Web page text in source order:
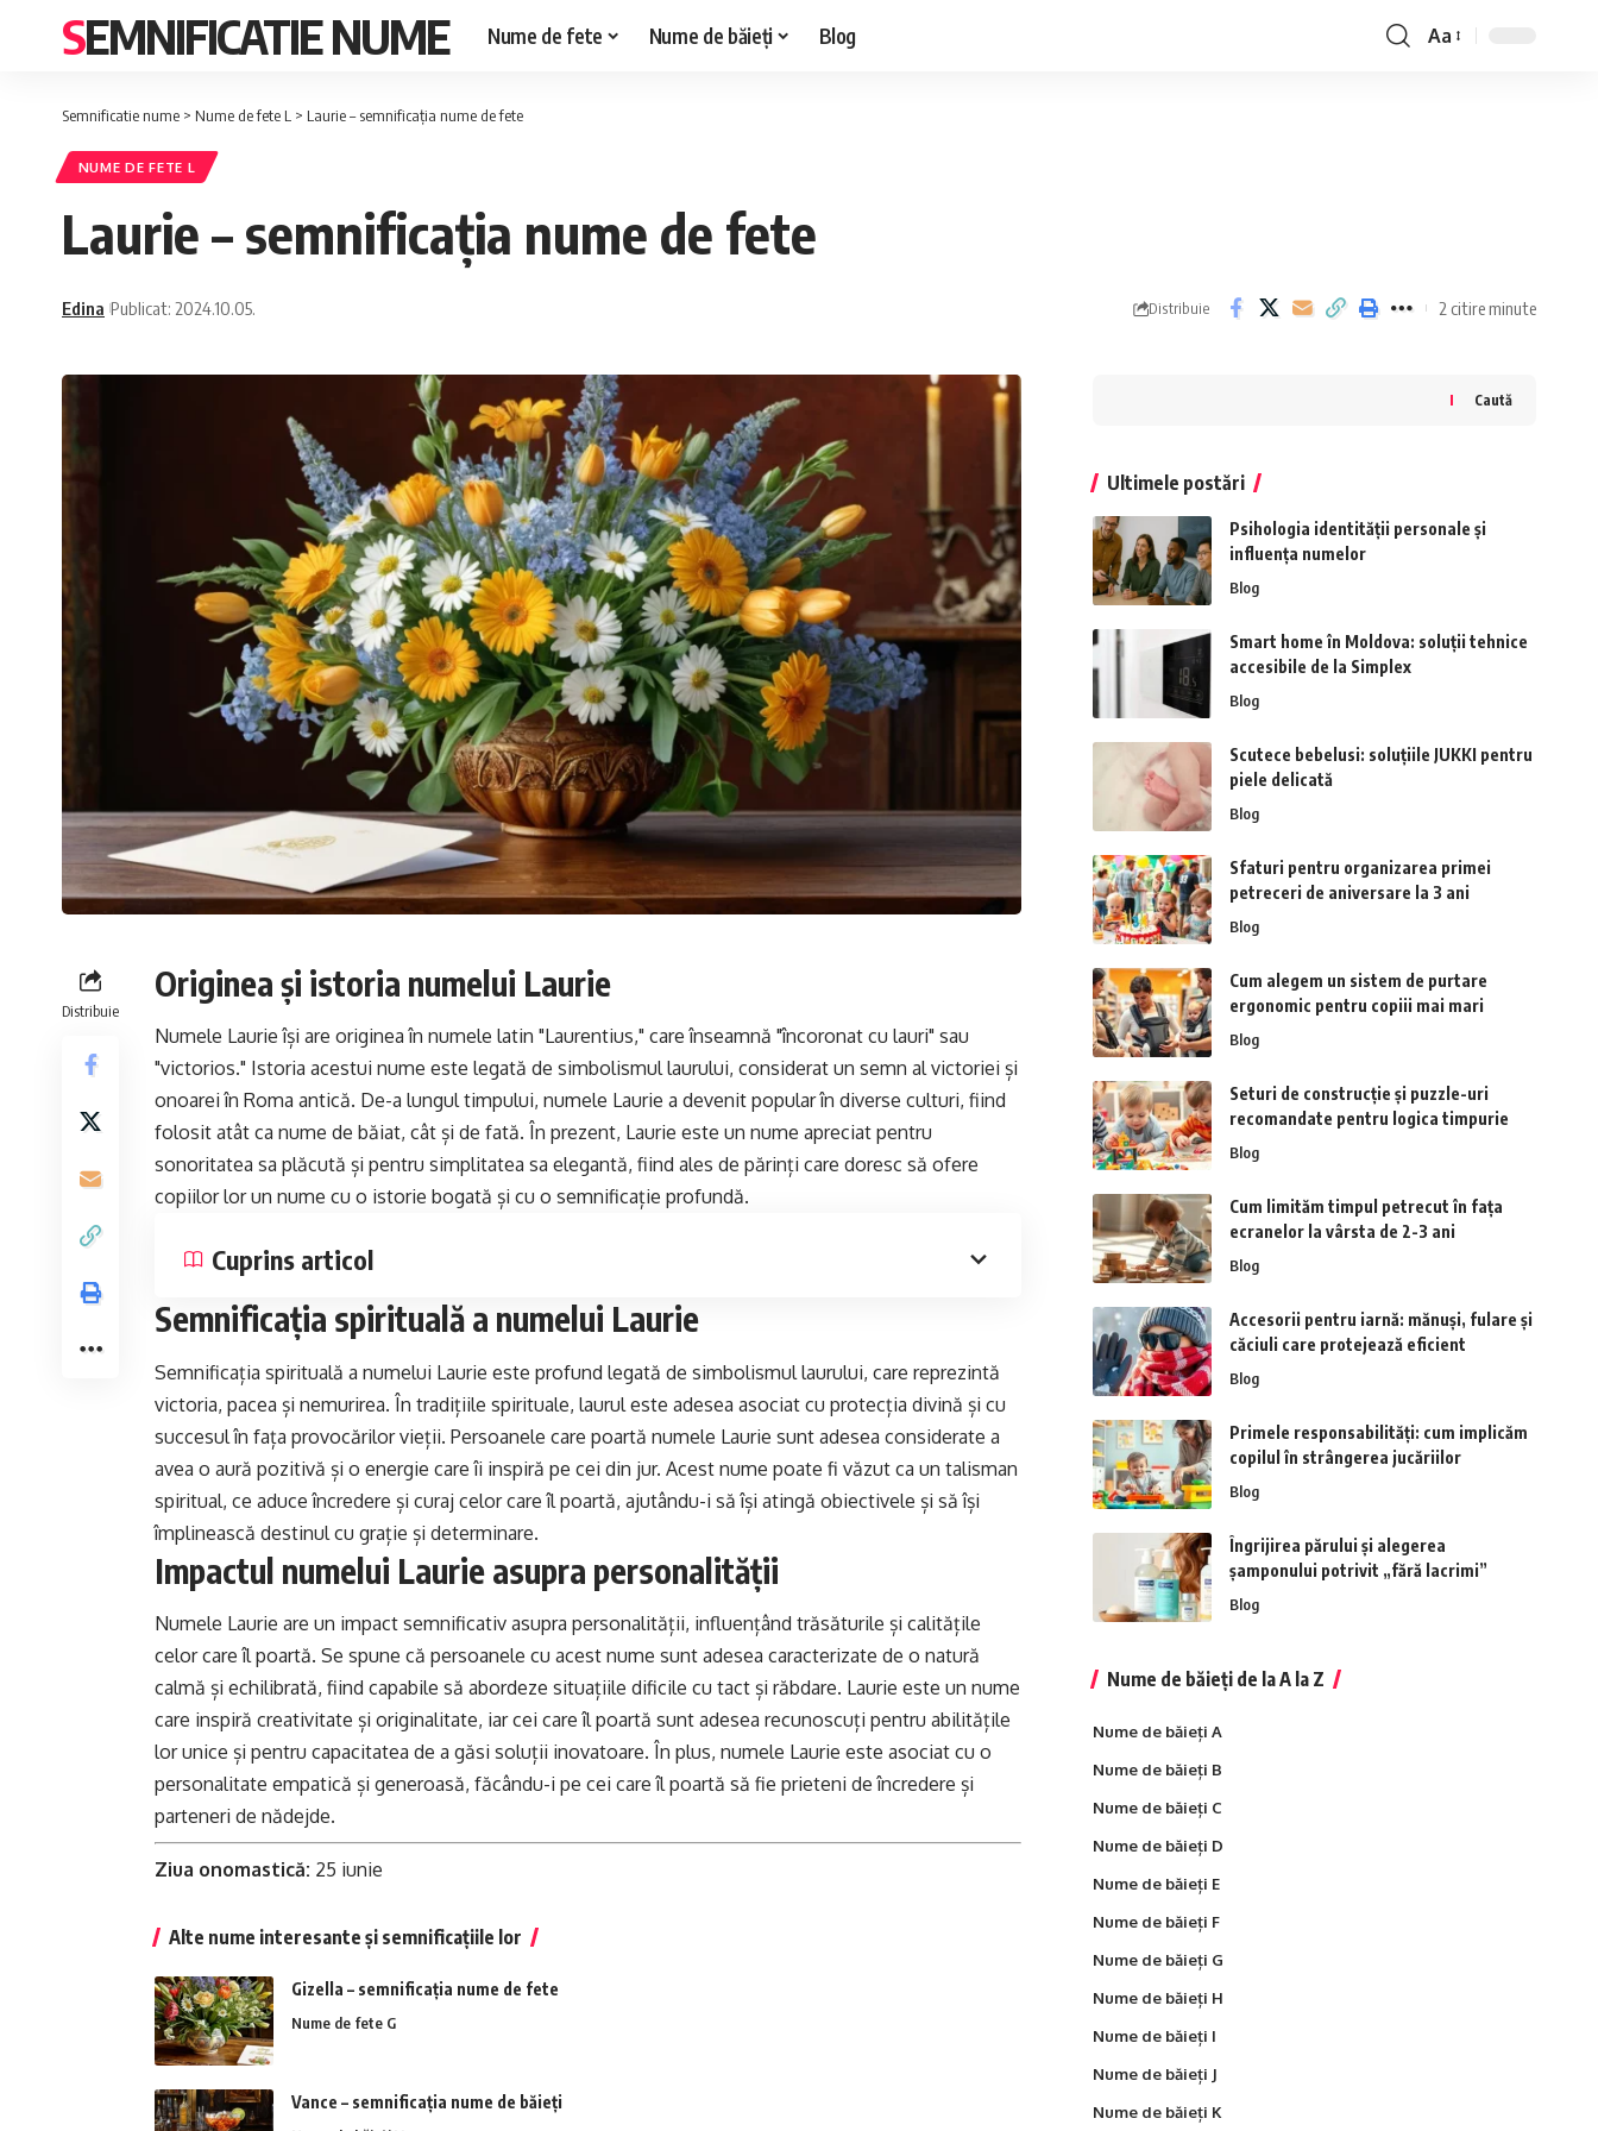
SEMNIFICATIE NUME Nume de fete Nume de băieți Blog
Font
Aa
Semnificatie nume > Nume de fete L > Laurie – semnificația nume de fete
NUME DE FETE L
Laurie – semnificația nume de fete
Edina Publicat: 2024.10.05. Distribuie 2 citire minute
Distribuie
Originea și istoria numelui Laurie
Numele Laurie își are originea în numele latin "Laurentius," care înseamnă "încoronat cu lauri" sau
"victorios." Istoria acestui nume este legată de simbolismul laurului, considerat un semn al victoriei și
onoarei în Roma antică. De-a lungul timpului, numele Laurie a devenit popular în diverse culturi, fiind
folosit atât ca nume de băiat, cât și de fată. În prezent, Laurie este un nume apreciat pentru
sonoritatea sa plăcută și pentru simplitatea sa elegantă, fiind ales de părinți care doresc să ofere
copiilor lor un nume cu o istorie bogată și cu o semnificație profundă.
Cuprins articol
Semnificația spirituală a numelui Laurie
Semnificația spirituală a numelui Laurie este profund legată de simbolismul laurului, care reprezintă
victoria, pacea și nemurirea. În tradițiile spirituale, laurul este adesea asociat cu protecția divină și cu
succesul în fața provocărilor vieții. Persoanele care poartă numele Laurie sunt adesea considerate a
avea o aură pozitivă și o energie care îi inspiră pe cei din jur. Acest nume poate fi văzut ca un talisman
spiritual, ce aduce încredere și curaj celor care îl poartă, ajutându-i să își atingă obiectivele și să își
împlinească destinul cu grație și determinare.
Impactul numelui Laurie asupra personalității
Numele Laurie are un impact semnificativ asupra personalității, influențând trăsăturile și calitățile
celor care îl poartă. Se spune că persoanele cu acest nume sunt adesea caracterizate de o natură
calmă și echilibrată, fiind capabile să abordeze situațiile dificile cu tact și răbdare. Laurie este un nume
care inspiră creativitate și originalitate, iar cei care îl poartă sunt adesea recunoscuți pentru abilitățile
lor unice și pentru capacitatea de a găsi soluții inovatoare. În plus, numele Laurie este asociat cu o
personalitate empatică și generoasă, făcându-i pe cei care îl poartă să fie prieteni de încredere și
parteneri de nădejde.
Ziua onomastică: 25 iunie
Alte nume interesante și semnificațiile lor
Gizella – semnificația nume de fete
Nume de fete G
Vance – semnificația nume de băieți
Caută
Ultimele postări
Psihologia identității personale și
influența numelor
Blog
Smart home în Moldova: soluții tehnice
accesibile de la Simplex
Blog
Scutece bebelusi: soluțiile JUKKI pentru
piele delicată
Blog
Sfaturi pentru organizarea primei
petreceri de aniversare la 3 ani
Blog
Cum alegem un sistem de purtare
ergonomic pentru copiii mai mari
Blog
Seturi de construcție și puzzle-uri
recomandate pentru logica timpurie
Blog
Cum limităm timpul petrecut în fața
ecranelor la vârsta de 2-3 ani
Blog
Accesorii pentru iarnă: mănuși, fulare și
căciuli care protejează eficient
Blog
Primele responsabilități: cum implicăm
copilul în strângerea jucăriilor
Blog
Îngrijirea părului și alegerea
șamponului potrivit „fără lacrimi”
Blog
Nume de băieți de la A la Z
Nume de băieți A
Nume de băieți B
Nume de băieți C
Nume de băieți D
Nume de băieți E
Nume de băieți F
Nume de băieți G
Nume de băieți H
Nume de băieți I
Nume de băieți J
Nume de băieți K